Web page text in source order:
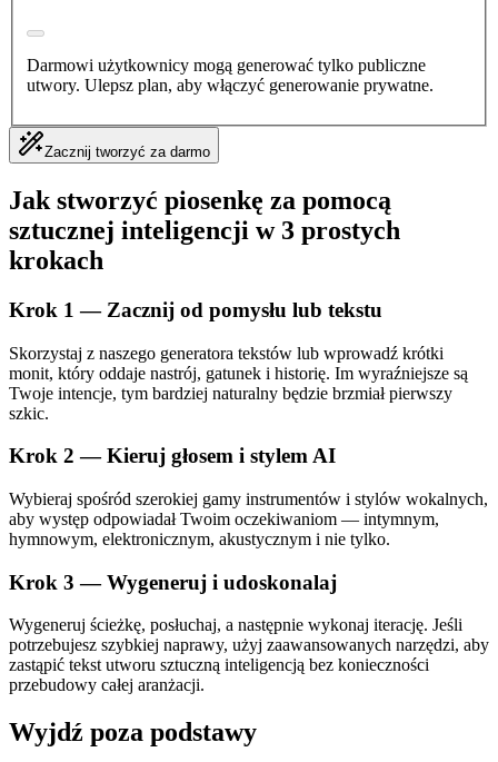
Darmowi użytkownicy mogą generować tylko publiczne
utwory. Ulepsz plan, aby włączyć generowanie prywatne.
Zacznij tworzyć za darmo
Jak stworzyć piosenkę za pomocą
sztucznej inteligencji w 3 prostych
krokach
Krok 1 — Zacznij od pomysłu lub tekstu
Skorzystaj z naszego generatora tekstów lub wprowadź krótki
monit, który oddaje nastrój, gatunek i historię. Im wyraźniejsze są
Twoje intencje, tym bardziej naturalny będzie brzmiał pierwszy
szkic.
Krok 2 — Kieruj głosem i stylem AI
Wybieraj spośród szerokiej gamy instrumentów i stylów wokalnych,
aby występ odpowiadał Twoim oczekiwaniom — intymnym,
hymnowym, elektronicznym, akustycznym i nie tylko.
Krok 3 — Wygeneruj i udoskonalaj
Wygeneruj ścieżkę, posłuchaj, a następnie wykonaj iterację. Jeśli
potrzebujesz szybkiej naprawy, użyj zaawansowanych narzędzi, aby
zastąpić tekst utworu sztuczną inteligencją bez konieczności
przebudowy całej aranżacji.
Wyjdź poza podstawy